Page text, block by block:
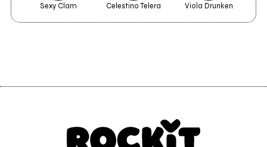
Sexy Clam Celestino Telera Viola Drunken